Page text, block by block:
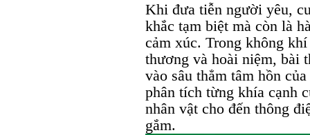
Khi đưa tiễn người yêu,
khắc tạm biệt mà còn là
cảm xúc. Trong không
thương và hoài niệm, bài
vào sâu thẳm tâm hồn
phân tích từng khía cạnh
nhân vật cho đến thông
gắm.